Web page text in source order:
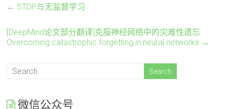
← STDP与无监督学习
[DeepMind论文部分翻译]克服神经网络中的灾难性遗忘
Overcoming catastrophic forgetting in neural networks →
微信公众号